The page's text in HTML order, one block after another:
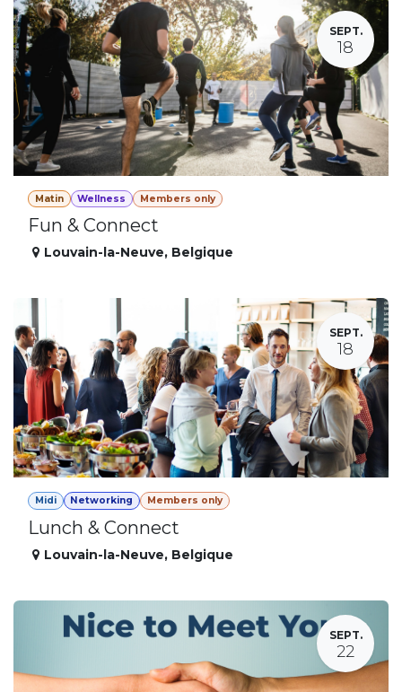
SEPT.
18
Matin Wellness Members only
Fun & Connect
Louvain-la-Neuve, Belgique
SEPT.
18
Midi Networking Members only
Lunch & Connect
Louvain-la-Neuve, Belgique
SEPT.
22